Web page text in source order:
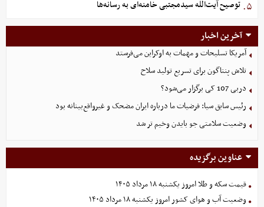
۵. توصیح آیت‌الله سیدمجتبی خامنه‌ای به رسانه‌ها
آخرین اخبار
آمریکا تسلیحات و مهمات به اوکراین می‌فرستد
تلاش پنتاگون برای تسریع تولید سلاح
دربی 107 کی برگزار می‌شود؟
رئیس سابق سیا: فرضیات ما درباره ایران مضحک و غیرواقع‌بینانه بود
وضعیت سلامتی جو بایدن وخیم تر شد
عناوین برگزیده
قیمت سکه و طلا امروز یکشنبه ۱۸ مرداد ۱۴۰۵
وضعیت آب و هوای کشور امروز یکشنبه ۱۸ مرداد ۱۴۰۵